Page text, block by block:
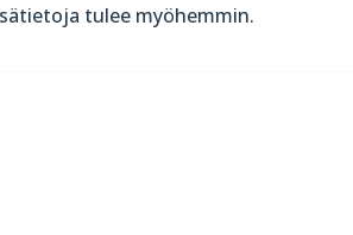
tulee myöhemmin.